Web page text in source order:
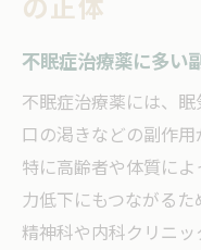
不眠症治療薬に多い
不眠症治療薬には、眠
口の渇きなどの副作用
特に高齢者や体質に
力低下にもつながる
精神科や内科クリニ